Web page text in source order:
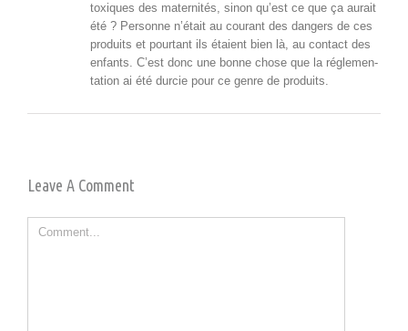
tox­iques des mater­nités, sinon qu’est ce que ça aurait
été ? Per­son­ne n’é­tait au courant des dan­gers de ces
pro­duits et pour­tant ils étaient bien là, au con­tact des
enfants. C’est donc une bonne chose que la régle­men­
ta­tion ai été dur­cie pour ce genre de produits.
Leave A Comment